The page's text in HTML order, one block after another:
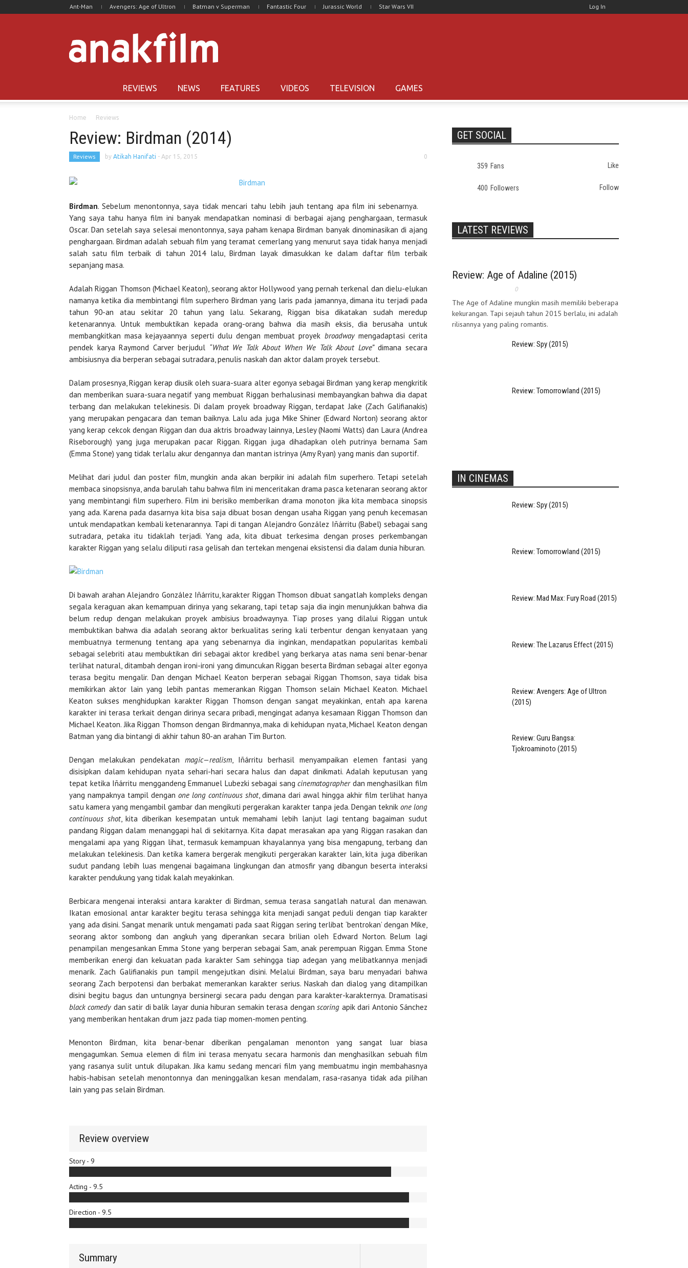
Ant-Man Avengers: Age of Ultron Batman v Superman Fantastic Four Jurassic World Star Wars VII Log In
REVIEWS NEWS FEATURES VIDEOS TELEVISION GAMES
Home Reviews
Review: Birdman (2014)
Reviews by Atikah Hanifati - Apr 15, 2015 0
Birdman. Sebelum menontonnya, saya tidak mencari tahu lebih jauh tentang apa film ini sebenarnya.
Yang saya tahu hanya film ini banyak mendapatkan nominasi di berbagai ajang penghargaan, termasuk
Oscar. Dan setelah saya selesai menontonnya, saya paham kenapa Birdman banyak dinominasikan di ajang
penghargaan. Birdman adalah sebuah film yang teramat cemerlang yang menurut saya tidak hanya menjadi
salah satu film terbaik di tahun 2014 lalu, Birdman layak dimasukkan ke dalam daftar film terbaik
sepanjang masa.
Adalah Riggan Thomson (Michael Keaton), seorang aktor Hollywood yang pernah terkenal dan dielu-elukan
namanya ketika dia membintangi film superhero Birdman yang laris pada jamannya, dimana itu terjadi pada
tahun 90-an atau sekitar 20 tahun yang lalu. Sekarang, Riggan bisa dikatakan sudah meredup
ketenarannya. Untuk membuktikan kepada orang-orang bahwa dia masih eksis, dia berusaha untuk
membangkitkan masa kejayaannya seperti dulu dengan membuat proyek broadwaymengadaptasi cerita
pendek karya Raymond Carver berjudul “What We Talk About When We Talk About Love”dimana secara
ambisiusnya dia berperan sebagai sutradara, penulis naskah dan aktor dalam proyek tersebut.
Dalam prosesnya, Riggan kerap diusik oleh suara-suara alter egonya sebagai Birdman yang kerap mengkritik
dan memberikan suara-suara negatif yang membuat Riggan berhalusinasi membayangkan bahwa dia dapat
terbang dan melakukan telekinesis. Di dalam proyek broadway Riggan, terdapat Jake (Zach Galifianakis)
yang merupakan pengacara dan teman baiknya. Lalu ada juga Mike Shiner (Edward Norton) seorang aktor
yang kerap cekcok dengan Riggan dan dua aktris broadway lainnya, Lesley (Naomi Watts) dan Laura (Andrea
Riseborough) yang juga merupakan pacar Riggan. Riggan juga dihadapkan oleh putrinya bernama Sam
(Emma Stone) yang tidak terlalu akur dengannya dan mantan istrinya (Amy Ryan) yang manis dan suportif.
Melihat dari judul dan poster film, mungkin anda akan berpikir ini adalah film superhero. Tetapi setelah
membaca sinopsisnya, anda barulah tahu bahwa film ini menceritakan drama pasca ketenaran seorang aktor
yang membintangi film superhero. Film ini berisiko memberikan drama monoton jika kita membaca sinopsis
yang ada. Karena pada dasarnya kita bisa saja dibuat bosan dengan usaha Riggan yang penuh kecemasan
untuk mendapatkan kembali ketenarannya. Tapi di tangan Alejandro González Iñárritu (Babel) sebagai sang
sutradara, petaka itu tidaklah terjadi. Yang ada, kita dibuat terkesima dengan proses perkembangan
karakter Riggan yang selalu diliputi rasa gelisah dan tertekan mengenai eksistensi dia dalam dunia hiburan.
Di bawah arahan Alejandro González Iñárritu, karakter Riggan Thomson dibuat sangatlah kompleks dengan
segala keraguan akan kemampuan dirinya yang sekarang, tapi tetap saja dia ingin menunjukkan bahwa dia
belum redup dengan melakukan proyek ambisius broadwaynya. Tiap proses yang dilalui Riggan untuk
membuktikan bahwa dia adalah seorang aktor berkualitas sering kali terbentur dengan kenyataan yang
membuatnya termenung tentang apa yang sebenarnya dia inginkan, mendapatkan popularitas kembali
sebagai selebriti atau membuktikan diri sebagai aktor kredibel yang berkarya atas nama seni benar-benar
terlihat natural, ditambah dengan ironi-ironi yang dimuncukan Riggan beserta Birdman sebagai alter egonya
terasa begitu mengalir. Dan dengan Michael Keaton berperan sebagai Riggan Thomson, saya tidak bisa
memikirkan aktor lain yang lebih pantas memerankan Riggan Thomson selain Michael Keaton. Michael
Keaton sukses menghidupkan karakter Riggan Thomson dengan sangat meyakinkan, entah apa karena
karakter ini terasa terkait dengan dirinya secara pribadi, mengingat adanya kesamaan Riggan Thomson dan
Michael Keaton. Jika Riggan Thomson dengan Birdmannya, maka di kehidupan nyata, Michael Keaton dengan
Batman yang dia bintangi di akhir tahun 80-an arahan Tim Burton.
Dengan melakukan pendekatan magic—realism, Iñárritu berhasil menyampaikan elemen fantasi yang
disisipkan dalam kehidupan nyata sehari-hari secara halus dan dapat dinikmati. Adalah keputusan yang
tepat ketika Iñárritu menggandeng Emmanuel Lubezki sebagai sangcinematographerdan menghasilkan film
yang nampaknya tampil dengan one long continuous shot, dimana dari awal hingga akhir film terlihat hanya
satu kamera yang mengambil gambar dan mengikuti pergerakan karakter tanpa jeda. Dengan teknik one long
continuous shot, kita diberikan kesempatan untuk memahami lebih lanjut lagi tentang bagaiman sudut
pandang Riggan dalam menanggapi hal di sekitarnya. Kita dapat merasakan apa yang Riggan rasakan dan
mengalami apa yang Riggan lihat, termasuk kemampuan khayalannya yang bisa mengapung, terbang dan
melakukan telekinesis. Dan ketika kamera bergerak mengikuti pergerakan karakter lain, kita juga diberikan
sudut pandang lebih luas mengenai bagaimana lingkungan dan atmosfir yang dibangun beserta interaksi
karakter pendukung yang tidak kalah meyakinkan.
Berbicara mengenai interaksi antara karakter di Birdman, semua terasa sangatlah natural dan menawan.
Ikatan emosional antar karakter begitu terasa sehingga kita menjadi sangat peduli dengan tiap karakter
yang ada disini. Sangat menarik untuk mengamati pada saat Riggan sering terlibat ‘bentrokan’ dengan Mike,
seorang aktor sombong dan angkuh yang diperankan secara brilian oleh Edward Norton. Belum lagi
penampilan mengesankan Emma Stone yang berperan sebagai Sam, anak perempuan Riggan. Emma Stone
memberikan energi dan kekuatan pada karakter Sam sehingga tiap adegan yang melibatkannya menjadi
menarik. Zach Galifianakis pun tampil mengejutkan disini. Melalui Birdman, saya baru menyadari bahwa
seorang Zach berpotensi dan berbakat memerankan karakter serius. Naskah dan dialog yang ditampilkan
disini begitu bagus dan untungnya bersinergi secara padu dengan para karakter-karakternya. Dramatisasi
black comedy dan satir di balik layar dunia hiburan semakin terasa denganscoring apik dari Antonio Sánchez
yang memberikan hentakan drum jazz pada tiap momen-momen penting.
Menonton Birdman, kita benar-benar diberikan pengalaman menonton yang sangat luar biasa
mengagumkan. Semua elemen di film ini terasa menyatu secara harmonis dan menghasilkan sebuah film
yang rasanya sulit untuk dilupakan. Jika kamu sedang mencari film yang membuatmu ingin membahasnya
habis-habisan setelah menontonnya dan meninggalkan kesan mendalam, rasa-rasanya tidak ada pilihan
lain yang pas selain Birdman.
Review overview
Story - 9
Acting - 9.5
Direction - 9.5
Summary
GET SOCIAL
359 Fans Like
400 Followers Follow
LATEST REVIEWS
Review: Age of Adaline (2015)
0
The Age of Adaline mungkin masih memiliki beberapa
kekurangan. Tapi sejauh tahun 2015 berlalu, ini adalah
rilisannya yang paling romantis.
Review: Spy (2015)
Review: Tomorrowland (2015)
IN CINEMAS
Review: Spy (2015)
Review: Tomorrowland (2015)
Review: Mad Max: Fury Road (2015)
Review: The Lazarus Effect (2015)
Review: Avengers: Age of Ultron
(2015)
Review: Guru Bangsa:
Tjokroaminoto (2015)